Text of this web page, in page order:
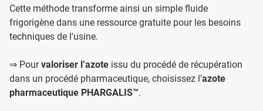
Cette méthode transforme ainsi un simple fluide
frigorigène dans une ressource gratuite pour les besoins
techniques de l'usine.
⇒ Pourvaloriser l’azote issu du procédé de récupération
dans un procédé pharmaceutique, choisissez l’azote
pharmaceutique PHARGALIS™.